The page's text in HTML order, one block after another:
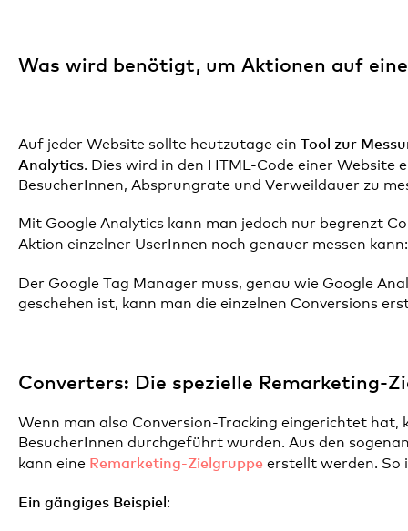
Was wird benötigt, um Aktionen auf
Auf jeder Website sollte heutzutage ein Tool zur
Analytics. Dies wird in den HTML-Code einer Website
BesucherInnen, Absprungrate und Verweildauer zu
Mit Google Analytics kann man jedoch nur begrenzt
Aktion einzelner UserInnen noch genauer messen
Der Google Tag Manager muss, genau wie Google
geschehen ist, kann man die einzelnen Conversions
Converters: Die spezielle Remarketing-
Wenn man also Conversion-Tracking eingerichtet hat,
BesucherInnen durchgeführt wurden. Aus den
kann eine Remarketing-Zielgruppe erstellt werden. So
Ein gängiges Beispiel: